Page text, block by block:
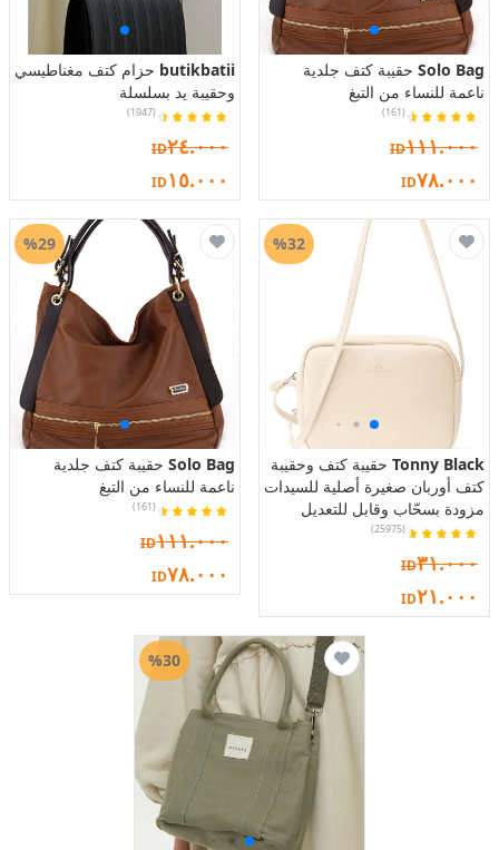
Solo Bag حقيبة كتف جلدية
ناعمة للنساء من التبغ
(161)
ID١١١.٠٠٠
ID٧٨.٠٠٠
butikbatii حزام كتف مغناطيسي
وحقيبة يد بسلسلة
(1947)
ID٢٤.٠٠٠
ID١٥.٠٠٠
Tonny Black حقيبة كتف وحقيبة
كتف أوربان صغيرة أصلية للسيدات
مزودة بسحّاب وقابل للتعديل
(25975)
ID٣١.٠٠٠
ID٢١.٠٠٠
%32
Solo Bag حقيبة كتف جلدية
ناعمة للنساء من التبغ
(161)
ID١١١.٠٠٠
ID٧٨.٠٠٠
%29
%30